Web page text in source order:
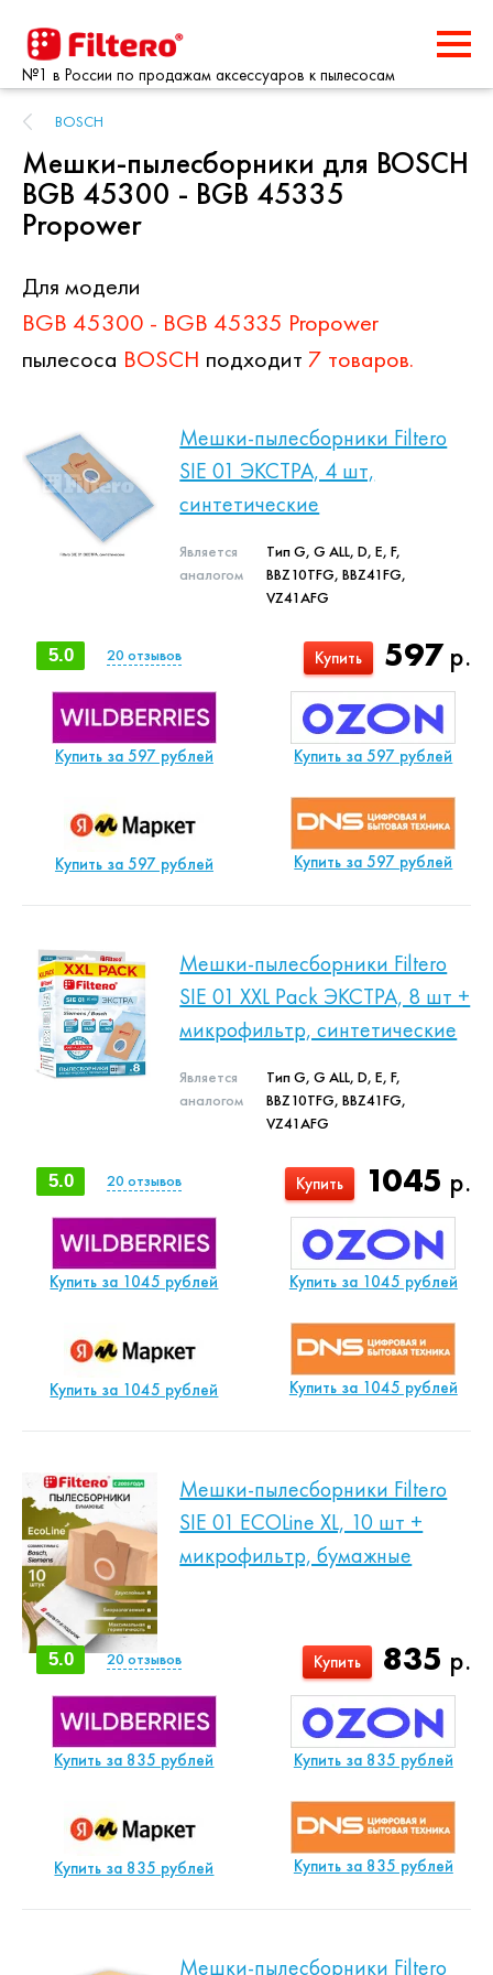
№1 в России по продажам аксессуаров к пылесосам
BOSCH
Мешки-пылесборники для BOSCH
BGB 45300 - BGB 45335
Propower
Для модели
BGB 45300 - BGB 45335 Propower
пылесоса BOSCH подходит 7 товаров.
Мешки-пылесборники Filtero
SIE 01 ЭКСТРА, 4 шт,
синтетические
Является
аналогом
Тип G, G ALL, D, E, F,
BBZ10TFG, BBZ41FG,
VZ41AFG
597р.
Купить
5.0 20 отзывов
Купить за 597 рублей Купить за 597 рублей
Купить за 597 рублей Купить за 597 рублей
Мешки-пылесборники Filtero
SIE 01 XXL Pack ЭКСТРА, 8 шт +
микрофильтр, синтетические
Является
аналогом
Тип G, G ALL, D, E, F,
BBZ10TFG, BBZ41FG,
VZ41AFG
1045 р.
Купить
5.0 20 отзывов
Купить за 1045 рублей Купить за 1045 рублей
Купить за 1045 рублей Купить за 1045 рублей
Мешки-пылесборники Filtero
SIE 01 ECOLine XL, 10 шт +
микрофильтр, бумажные
835 р.
Купить
5.0 20 отзывов
Купить за 835 рублей Купить за 835 рублей
Купить за 835 рублей Купить за 835 рублей
Мешки-пылесборники Filtero